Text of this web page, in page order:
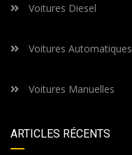
Voitures Diesel
Voitures Automatiques
Voitures Manuelles
ARTICLES RÉCENTS